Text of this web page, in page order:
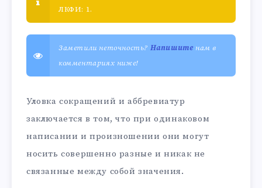
ЛКФИ: 1.
Заметили неточность? Напишитенам в
комментариях ниже!
Уловка сокращений и аббревиатур
заключается в том, что при одинаковом
написании и произношении они могут
носить совершенно разные и никак не
связанные между собой значения.